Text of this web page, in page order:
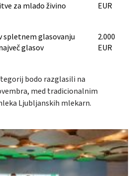
za mlado živino
EUR
spletnem glasovanju
glasov
2.000
EUR
bodo razglasili na
med tradicionalnim
Ljubljanskih mlekarn.